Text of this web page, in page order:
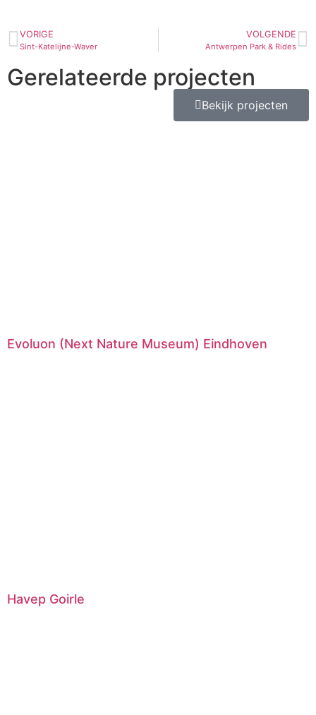
VORIGE
Sint-Katelijne-Waver
VOLGENDE
Antwerpen Park & Rides
Gerelateerde projecten
Bekijk projecten
Evoluon (Next Nature Museum) Eindhoven
Havep Goirle